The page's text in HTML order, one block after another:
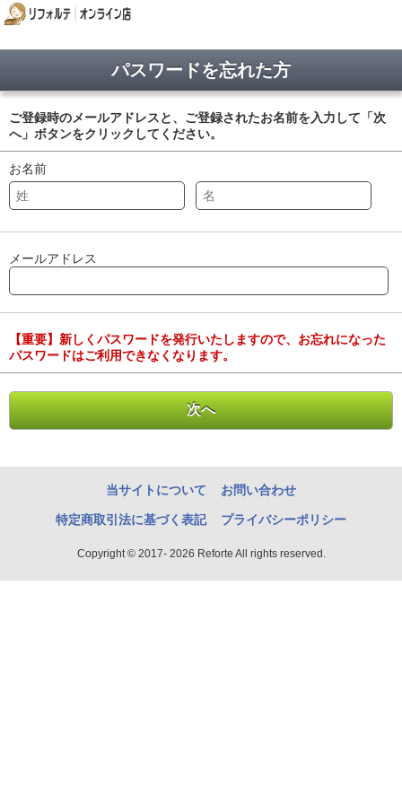
パスワードを忘れた方
ご登録時のメールアドレスと、ご登録されたお名前を入力して「次
へ」ボタンをクリックしてください。
お名前
メールアドレス
【重要】新しくパスワードを発行いたしますので、お忘れになった
パスワードはご利用できなくなります。
当サイトについて お問い合わせ
特定商取引法に基づく表記 プライバシーポリシー
Copyright © 2017- 2026 Reforte All rights reserved.